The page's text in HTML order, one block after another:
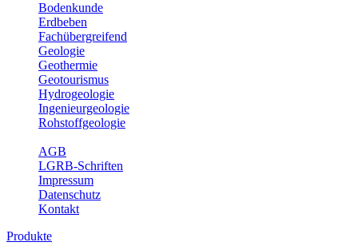
Bodenkunde
Erdbeben
Fachübergreifend
Geologie
Geothermie
Geotourismus
Hydrogeologie
Ingenieurgeologie
Rohstoffgeologie
AGB
LGRB-Schriften
Impressum
Datenschutz
Kontakt
Produkte